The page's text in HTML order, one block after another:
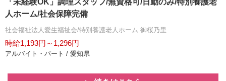
「未経験OK」調理スタッフ/無資格可/日勤のみ/特別養護老
人ホーム/社会保障完備
社会福祉法人愛生福祉会/特別養護老人ホーム 御桜乃里
時給1,193円～1,296円
アルバイト・パート / 愛知県